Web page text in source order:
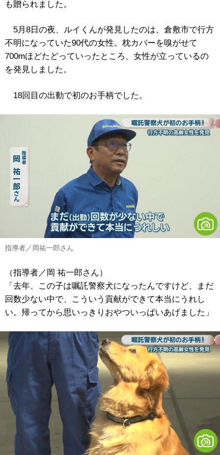
も贈られました。
5月8日の夜、ルイくんが発見したのは、倉敷市で行方
不明になっていた90代の女性。枕カバーを嗅がせて
700mほどたどっていったところ、女性が立っているの
を発見しました。
18回目の出動で初のお手柄でした。
指導者／岡祐一郎さん
（指導者／岡 祐一郎さん）
「去年、この子は嘱託警察犬になったんですけど、まだ
回数少ない中で、こういう貢献ができて本当にうれし
い。帰ってから思いっきりおやついっぱいあげました」